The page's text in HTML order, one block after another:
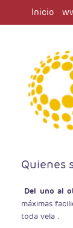
Inicio
Quienes
Del uno al
máximas
toda vela .